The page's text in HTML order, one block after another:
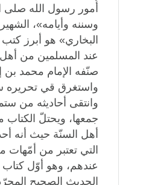
أُمور رسول الله صلى
وسننه وأيامه»،
البخاري» هو أبرز
عند المسلمين من
صنّفه الإمام محمد بن
وانتقى أحاديثه من
جمعها، ويحتلّ الكتاب
أهل السنّة حيث أنه
التي تعتبر من أمّهات
عندهم، وهو أوّل